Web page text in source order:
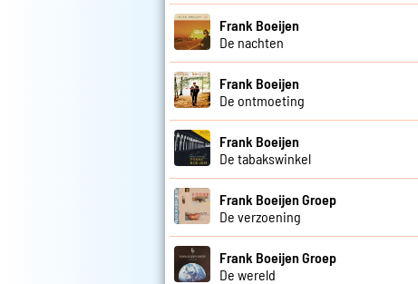
Frank Boeijen
De nachten
Frank Boeijen
De ontmoeting
Frank Boeijen
De tabakswinkel
Frank Boeijen Groep
De verzoening
Frank Boeijen Groep
De wereld